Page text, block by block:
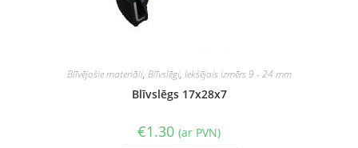
Blīvējošie materiāli, Blīvslēgi, Iekšējais izmērs 9 - 24 mm
Blīvslēgs 17x28x7
€1.30 (ar PVN)